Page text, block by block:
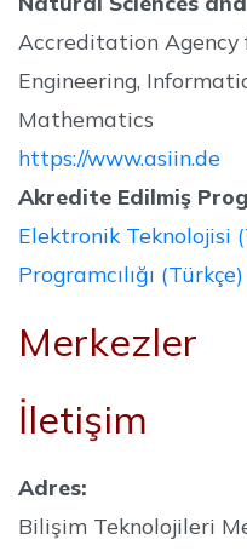
Accreditation Agency
Engineering,
Mathematics
https://www.asiin.de
Akredite Edilmiş
Elektronik Teknolojisi
Programcılığı (Türkçe)
Merkezler
İletişim
Adres:
Bilişim Teknolojileri